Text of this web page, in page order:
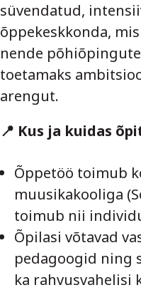
süvendatud,
õppekeskkonda,
nende
toetamaks
arengut.
📍 Kus ja kuidas
Õppetöö toimub
muusikakooliga
toimub nii
Õpilasi võtavad
pedagoogid ning
ka rahvusvahelisi